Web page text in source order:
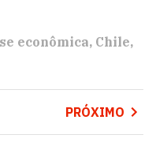
econômica Chile
PRÓXIMO